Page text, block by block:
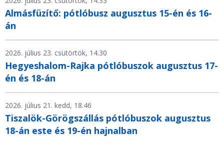
Almásfüzítő: pótlóbusz augusztus 15-én és 16-
án
2026. július 23. csütörtök, 14.30
Hegyeshalom-Rajka pótlóbuszok augusztus 17-
én és 18-án
2026. július 21. kedd, 18.46
Tiszalök-Görögszállás pótlóbuszok augusztus
18-án este és 19-én hajnalban